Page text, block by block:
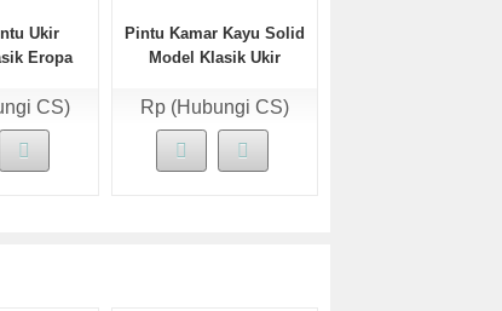
Ukir
Eropa
CS)
Pintu Kamar Kayu Solid
Model Klasik Ukir
Rp (Hubungi CS)